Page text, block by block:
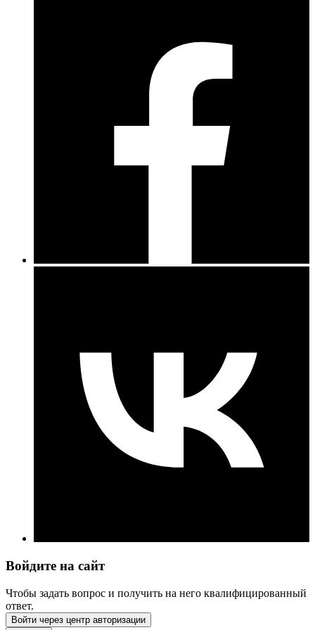
Войдите на сайт
Чтобы задать вопрос и получить на него квалифицированный
ответ.
Войти через центр авторизации